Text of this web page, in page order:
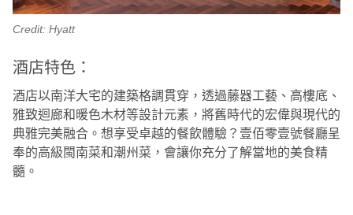
Credit: Hyatt
酒店特色：
酒店以南洋大宅的建築格調貫穿，透過藤器工藝、高樓底、
雅致迴廊和暖色木材等設計元素，將舊時代的宏偉與現代的
典雅完美融合。想享受卓越的餐飲體驗？壹佰零壹號餐廳呈
奉的高級閩南菜和潮州菜，會讓你充分了解當地的美食精
髓。